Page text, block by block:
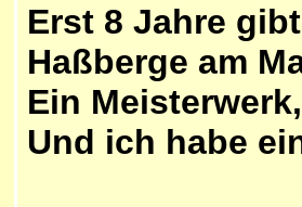
Erst 8 Jahre
Haßberge am
Ein
Und ich habe